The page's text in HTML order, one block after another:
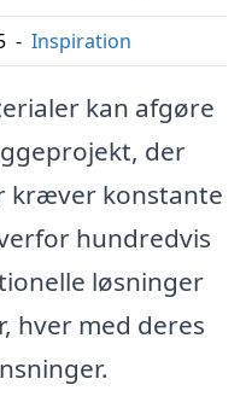
- Inspiration
kan afgøre
der
kræver konstante
hundredvis
løsninger
hver med deres